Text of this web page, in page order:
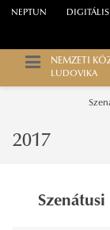
NEPTUN DIGITÁLIS
NEMZETI
LUDOVIKA
2017